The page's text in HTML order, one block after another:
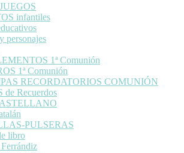
infantiles
personajes
1ª Comunión
1ª Comunión
RECORDATORIOS COMUNIÓN
de Recuerdos
PULSERAS
libro